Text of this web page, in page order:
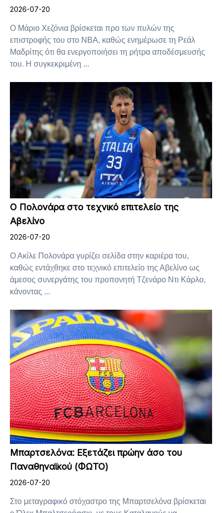
2026-07-20
Ο Μάριο Χεζόνια βρίσκεται προ των πυλών της
επιστροφής του στο NBA, καθώς ενημέρωσε τη Ρεάλ
Μαδρίτης ότι θα ενεργοποιήσει τη ρήτρα αποδέσμευσής
του. Η συγκεκριμένη ...
Ο Πολονάρα στο τεχνικό επιτελείο της
Αβελίνο
2026-07-20
Ο Ακίλε Πολονάρα γυρίζει σελίδα στην καριέρα του,
καθώς εντάχθηκε στο τεχνικό επιτελείο της Αβελίνο ως
άμεσος συνεργάτης του προπονητή Τζενάρο Ντι Κάρλο,
κάνοντας ...
Μπαρτσελόνα: Εξετάζει πρώην άσο του
Παναθηναϊκού (ΦΩΤΟ)
2026-07-20
Στο μεταγραφικό στόχαστρο της Μπαρτσελόνα βρίσκεται